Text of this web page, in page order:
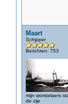
Maart
Schipper
Berichten: 753
mijn worstelaers
de zije